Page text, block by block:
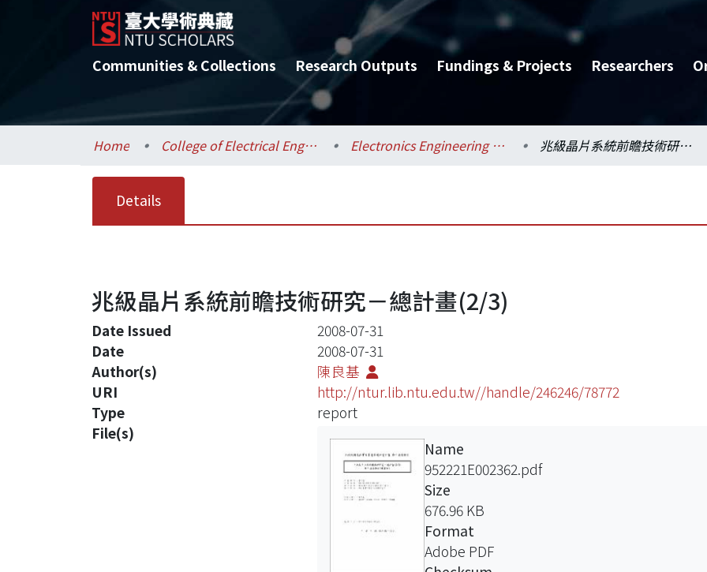
Communities & Collections Research Outputs Fundings & Projects Researchers
Home College of Electrical Engineering and Computer Science / 電機資訊學院 Electronics Engineering / 電子工程學研究所 兆級晶片系統前瞻技術研究－總計畫(2/3)
Details
兆級晶片系統前瞻技術研究－總計畫(2/3)
Date Issued
2008-07-31
Date
2008-07-31
Author(s)
陳良基
URI
http://ntur.lib.ntu.edu.tw//handle/246246/78772
Type
report
File(s)
Name
952221E002362.pdf
Size
676.96 KB
Format
Adobe PDF